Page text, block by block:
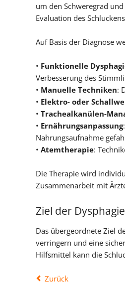
um den Schweregrad
Evaluation des
Auf Basis der Diagnose
• Funktionelle
Verbesserung des
• Manuelle Techniken:
• Elektro- oder
• Trachealkanülen-
• Ernährungsanpassung
Nahrungsaufnahme
• Atemtherapie:
Die Therapie wird
Zusammenarbeit mit
Ziel der
Das übergeordnete Ziel
verringern und eine
Hilfsmittel kann die
Zurück